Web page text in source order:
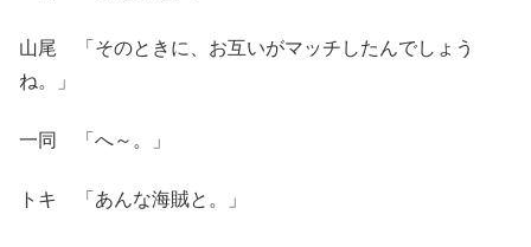
山尾 「そのときに、お互いがマッチしたんでしょう
ね。」
一同 「へ～。」
トキ 「あんな海賊と。」